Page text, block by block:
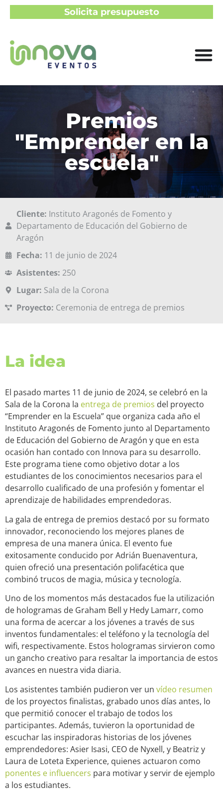
Solicita presupuesto
Premios
"Emprender en la
escuela"
Cliente: Instituto Aragonés de Fomento y
Departamento de Educación del Gobierno de
Aragón
Fecha: 11 de junio de 2024
Asistentes: 250
Lugar: Sala de la Corona
Proyecto: Ceremonia de entrega de premios
La idea
El pasado martes 11 de junio de 2024, se celebró en la
Sala de la Corona la entrega de premios del proyecto
“Emprender en la Escuela” que organiza cada año el
Instituto Aragonés de Fomento junto al Departamento
de Educación del Gobierno de Aragón y que en esta
ocasión han contado con Innova para su desarrollo.
Este programa tiene como objetivo dotar a los
estudiantes de los conocimientos necesarios para el
desarrollo cualificado de una profesión y fomentar el
aprendizaje de habilidades emprendedoras.
La gala de entrega de premios destacó por su formato
innovador, reconociendo los mejores planes de
empresa de una manera única. El evento fue
exitosamente conducido por Adrián Buenaventura,
quien ofreció una presentación polifacética que
combinó trucos de magia, música y tecnología.
Uno de los momentos más destacados fue la utilización
de hologramas de Graham Bell y Hedy Lamarr, como
una forma de acercar a los jóvenes a través de sus
inventos fundamentales: el teléfono y la tecnología del
wifi, respectivamente. Estos hologramas sirvieron como
un gancho creativo para resaltar la importancia de estos
avances en nuestra vida diaria.
Los asistentes también pudieron ver un vídeo resumen
de los proyectos finalistas, grabado unos días antes, lo
que permitió conocer el trabajo de todos los
participantes. Además, tuvieron la oportunidad de
escuchar las inspiradoras historias de los jóvenes
emprendedores: Asier Isasi, CEO de Nyxell, y Beatriz y
Laura de Loteta Experience, quienes actuaron como
ponentes e influencers para motivar y servir de ejemplo
a los estudiantes.